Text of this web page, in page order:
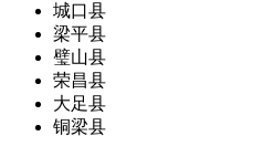
城口县
梁平县
璧山县
荣昌县
大足县
铜梁县